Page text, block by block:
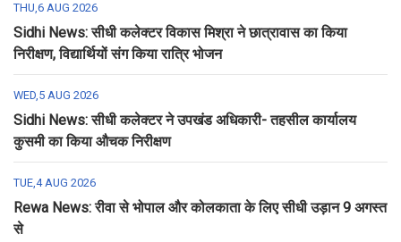
THU,6 AUG 2026
Sidhi News: सीधी कलेक्टर विकास मिश्रा ने छात्रावास का किया
निरीक्षण, विद्यार्थियों संग किया रात्रि भोजन
WED,5 AUG 2026
Sidhi News: सीधी कलेक्टर ने उपखंड अधिकारी- तहसील कार्यालय
कुसमी का किया औचक निरीक्षण
TUE,4 AUG 2026
Rewa News: रीवा से भोपाल और कोलकाता के लिए सीधी उड़ान 9 अगस्त
से